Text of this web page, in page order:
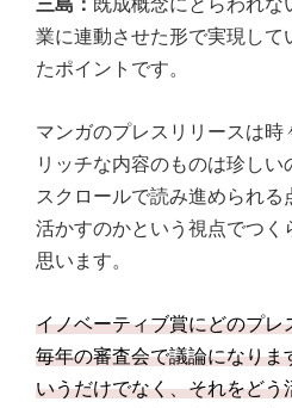
業に連動させた形で実現し
たポイントです。
マンガのプレスリリースは
リッチな内容のものは珍し
スクロールで読み進められ
活かすのかという視点でつく
思います。
イノベーティブ賞にどのプ
毎年の審査会で議論になり
いうだけでなく、それをど